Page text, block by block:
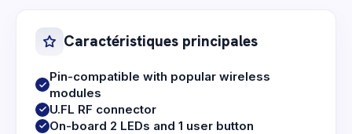
Caractéristiques principales
Pin-compatible with popular wireless
modules
U.FL RF connector
On-board 2 LEDs and 1 user button